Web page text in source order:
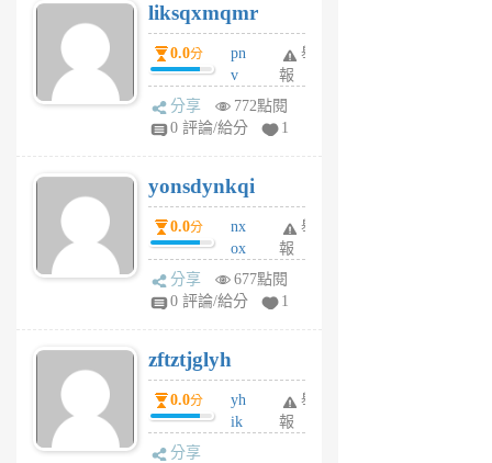
6
個
月
前
liksqxmqmr
0.0分
pn
v
wt
sv
6
個
月
前
舉
報
分享
772點閱
0 評論/給分
1
yonsdynkqi
0.0分
nx
ox
rh
pe
月
前
舉
報
分享
677點閱
0 評論/給分
1
zftztjglyh
0.0分
yh
ik
舉
報
分享